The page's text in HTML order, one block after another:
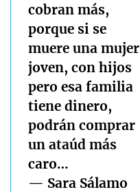
cobran más,
porque si se
muere una mujer
joven, con hijos
pero esa familia
tiene dinero,
podrán comprar
un ataúd más
caro…
— Sara Sálamo